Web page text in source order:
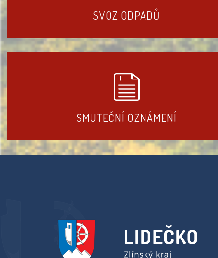
SVOZ ODPADŮ
SMUTEČNÍ OZNÁMENÍ